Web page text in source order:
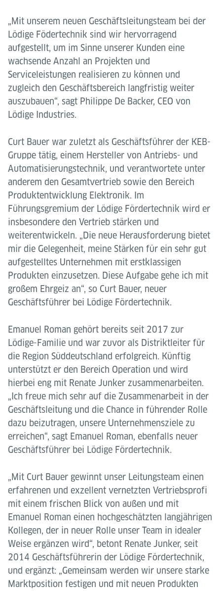
„Mit unserem neuen Geschäftsleitungsteam bei der
Lödige Födertechnik sind wir hervorragend
aufgestellt, um im Sinne unserer Kunden eine
wachsende Anzahl an Projekten und
Serviceleistungen realisieren zu können und
zugleich den Geschäftsbereich langfristig weiter
auszubauen“, sagt Philippe De Backer, CEO von
Lödige Industries.
Curt Bauer war zuletzt als Geschäftsführer der KEB-
Gruppe tätig, einem Hersteller von Antriebs- und
Automatisierungstechnik, und verantwortete unter
anderem den Gesamtvertrieb sowie den Bereich
Produktentwicklung Elektronik. Im
Führungsgremium der Lödige Fördertechnik wird er
insbesondere den Vertrieb stärken und
weiterentwickeln. „Die neue Herausforderung bietet
mir die Gelegenheit, meine Stärken für ein sehr gut
aufgestelltes Unternehmen mit erstklassigen
Produkten einzusetzen. Diese Aufgabe gehe ich mit
großem Ehrgeiz an“, so Curt Bauer, neuer
Geschäftsführer bei Lödige Fördertechnik.
Emanuel Roman gehört bereits seit 2017 zur
Lödige-Familie und war zuvor als Distriktleiter für
die Region Süddeutschland erfolgreich. Künftig
unterstützt er den Bereich Operation und wird
hierbei eng mit Renate Junker zusammenarbeiten.
„Ich freue mich sehr auf die Zusammenarbeit in der
Geschäftsleitung und die Chance in führender Rolle
dazu beizutragen, unsere Unternehmensziele zu
erreichen“, sagt Emanuel Roman, ebenfalls neuer
Geschäftsführer bei Lödige Fördertechnik.
„Mit Curt Bauer gewinnt unser Leitungsteam einen
erfahrenen und exzellent vernetzten Vertriebsprofi
mit einem frischen Blick von außen und mit
Emanuel Roman einen hochgeschätzten langjährigen
Kollegen, der in neuer Rolle unser Team in idealer
Weise ergänzen wird“, betont Renate Junker, seit
2014 Geschäftsführerin der Lödige Fördertechnik,
und ergänzt: „Gemeinsam werden wir unsere starke
Marktposition festigen und mit neuen Produkten